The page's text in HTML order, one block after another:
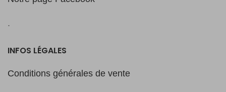
.
INFOS LÉGALES
Conditions générales de vente